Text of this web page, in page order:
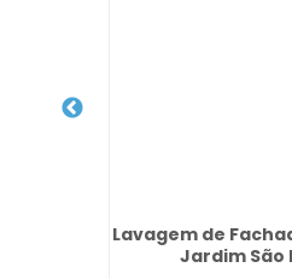
Lavagem de
Jardim São